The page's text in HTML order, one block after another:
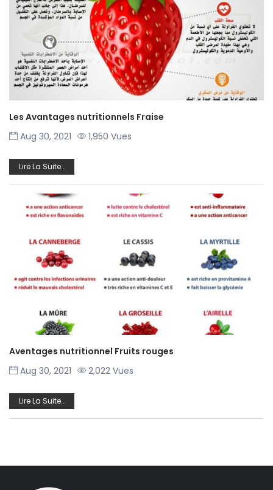
Les Avantages nutritionnels Fraise
Aug 30, 2021
1,950 Vues
Lire La Suite..
Aventages nutritionnel Fruits rouges
Aug 30, 2021
2,022 Vues
Lire La Suite..